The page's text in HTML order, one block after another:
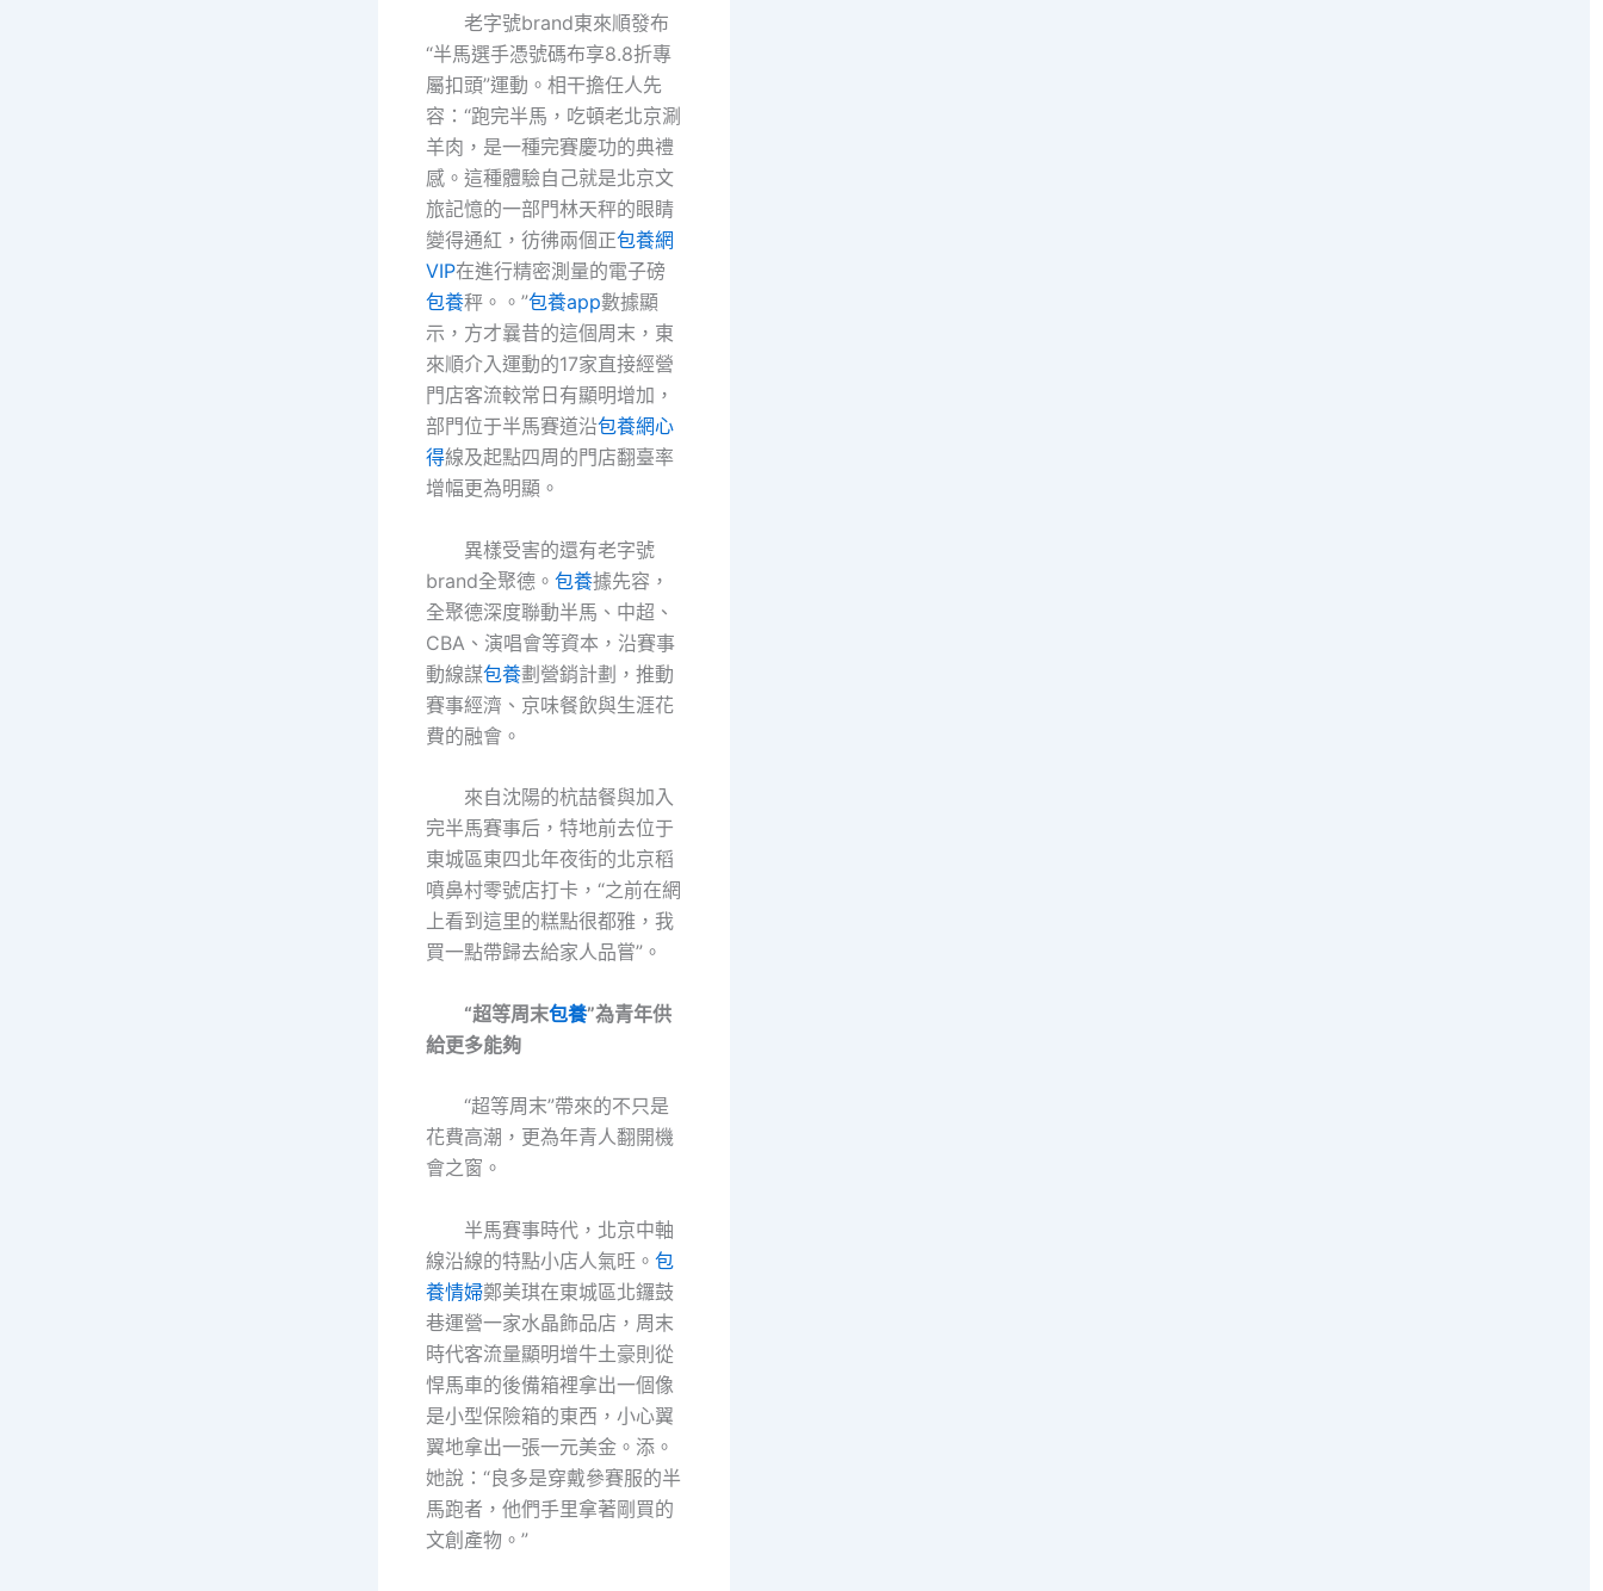
老字號brand東來順發布
“半馬選手憑號碼布享8.8折專
屬扣頭”運動。相干擔任人先
容：“跑完半馬，吃頓老北京涮
羊肉，是一種完賽慶功的典禮
感。這種體驗自己就是北京文
旅記憶的一部門林天秤的眼睛
變得通紅，彷彿兩個正包養網
VIP在進行精密測量的電子磅
包養秤。。”包養app數據顯
示，方才曩昔的這個周末，東
來順介入運動的17家直接經營
門店客流較常日有顯明增加，
部門位于半馬賽道沿包養網心
得線及起點四周的門店翻臺率
增幅更為明顯。
異樣受害的還有老字號
brand全聚德。 包養據先容，
全聚德深度聯動半馬、中超、
CBA、演唱會等資本，沿賽事
動線謀包養劃營銷計劃，推動
賽事經濟、京味餐飲與生涯花
費的融會。
來自沈陽的杭喆餐與加入
完半馬賽事后，特地前去位于
東城區東四北年夜街的北京稻
噴鼻村零號店打卡，“之前在網
上看到這里的糕點很都雅，我
買一點帶歸去給家人品嘗”。
“超等周末包養”為青年供
給更多能夠
“超等周末”帶來的不只是
花費高潮，更為年青人翻開機
會之窗。
半馬賽事時代，北京中軸
線沿線的特點小店人氣旺。 包
養情婦鄭美琪在東城區北鑼鼓
巷運營一家水晶飾品店，周末
時代客流量顯明增牛土豪則從
悍馬車的後備箱裡拿出一個像
是小型保險箱的東西，小心翼
翼地拿出一張一元美金。添。
她說：“良多是穿戴參賽服的半
馬跑者，他們手里拿著剛買的
文創產物。”